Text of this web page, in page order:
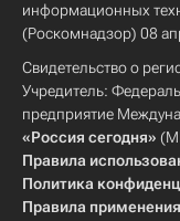
информационных
(Роскомнадзор) 08
Свидетельство о
Учредитель:
предприятие
«Россия сегодня»
Правила
Политика
Правила